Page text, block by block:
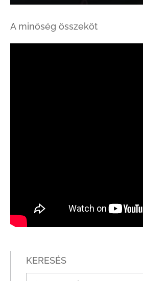
A minőség összeköt
KERESÉS